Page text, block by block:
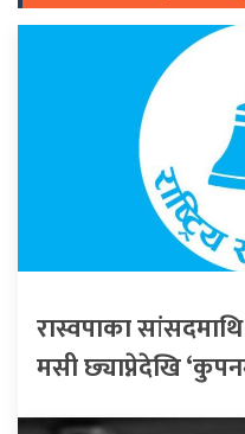
रास्वपाका
मसी छ्याप्नेदेखि